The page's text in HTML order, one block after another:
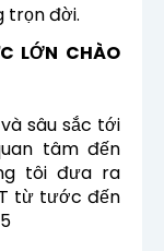
trọn đời.
LỚN CHÀO
sâu sắc tới
tâm đến
tôi đưa ra
từ tước đến